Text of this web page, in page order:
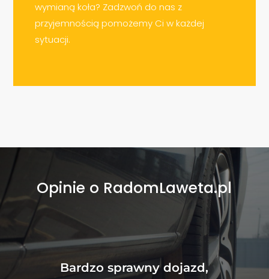
wymianą koła? Zadzwoń do nas z
przyjemnością pomożemy Ci w każdej
sytuacji.
Opinie o RadomLaweta.pl
Bardzo sprawny dojazd,